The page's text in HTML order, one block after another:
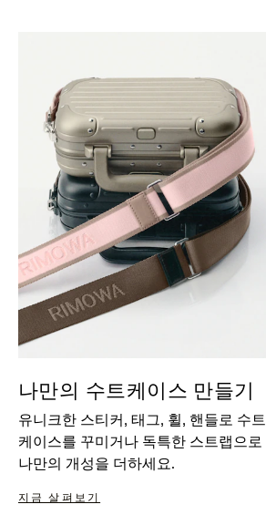
나만의 수트케이스 만들기
유니크한 스티커, 태그, 휠, 핸들로 수트
케이스를 꾸미거나 독특한 스트랩으로
나만의 개성을 더하세요.
지금 살펴보기